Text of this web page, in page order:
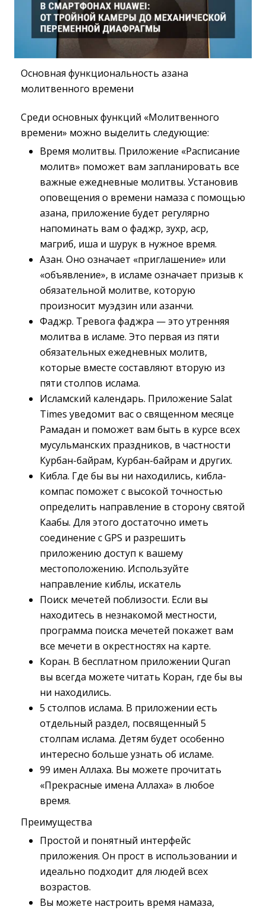
Основная функциональность азана
молитвенного времени
Среди основных функций «Молитвенного
времени» можно выделить следующие:
Время молитвы. Приложение «Расписание
молитв» поможет вам запланировать все
важные ежедневные молитвы. Установив
оповещения о времени намаза с помощью
азана, приложение будет регулярно
напоминать вам о фаджр, зухр, аср,
магриб, иша и шурук в нужное время.
Азан. Оно означает «приглашение» или
«объявление», в исламе означает призыв к
обязательной молитве, которую
произносит муэдзин или азанчи.
Фаджр. Тревога фаджра — это утренняя
молитва в исламе. Это первая из пяти
обязательных ежедневных молитв,
которые вместе составляют вторую из
пяти столпов ислама.
Исламский календарь. Приложение Salat
Times уведомит вас о священном месяце
Рамадан и поможет вам быть в курсе всех
мусульманских праздников, в частности
Курбан-байрам, Курбан-байрам и других.
Кибла. Где бы вы ни находились, кибла-
компас поможет с высокой точностью
определить направление в сторону святой
Каабы. Для этого достаточно иметь
соединение с GPS и разрешить
приложению доступ к вашему
местоположению. Используйте
направление киблы, искатель
Поиск мечетей поблизости. Если вы
находитесь в незнакомой местности,
программа поиска мечетей покажет вам
все мечети в окрестностях на карте.
Коран. В бесплатном приложении Quran
вы всегда можете читать Коран, где бы вы
ни находились.
5 столпов ислама. В приложении есть
отдельный раздел, посвященный 5
столпам ислама. Детям будет особенно
интересно больше узнать об исламе.
99 имен Аллаха. Вы можете прочитать
«Прекрасные имена Аллаха» в любое
время.
Преимущества
Простой и понятный интерфейс
приложения. Он прост в использовании и
идеально подходит для людей всех
возрастов.
Вы можете настроить время намаза,